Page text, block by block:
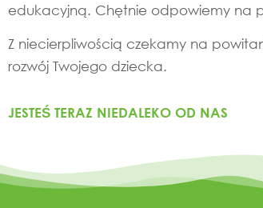
edukacyjną. Chętnie odpowiemy na
Z niecierpliwością czekamy na
rozwój Twojego dziecka.
JESTEŚ TERAZ NIEDALEKO OD NAS